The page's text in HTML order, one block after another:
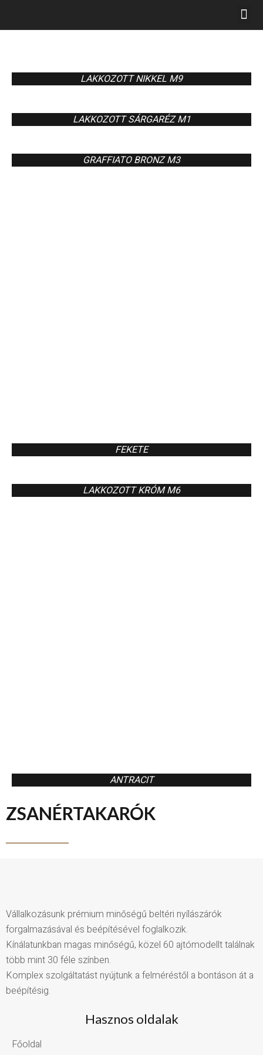
LAKKOZOTT NIKKEL M9
LAKKOZOTT SÁRGARÉZ M1
GRAFFIATO BRONZ M3
FEKETE
LAKKOZOTT KRÓM M6
ANTRACIT
ZSANÉRTAKARÓK
Vállalkozásunk prémium minőségű beltéri nyílászárók
forgalmazásával és beépítésével foglalkozik.
Kínálatunkban magas minőségű, közel 60 ajtómodellt találnak
több mint 30 féle színben.
Komplex szolgáltatást nyújtunk a felméréstől a bontáson át a
beépítésig.
Hasznos oldalak
Főoldal